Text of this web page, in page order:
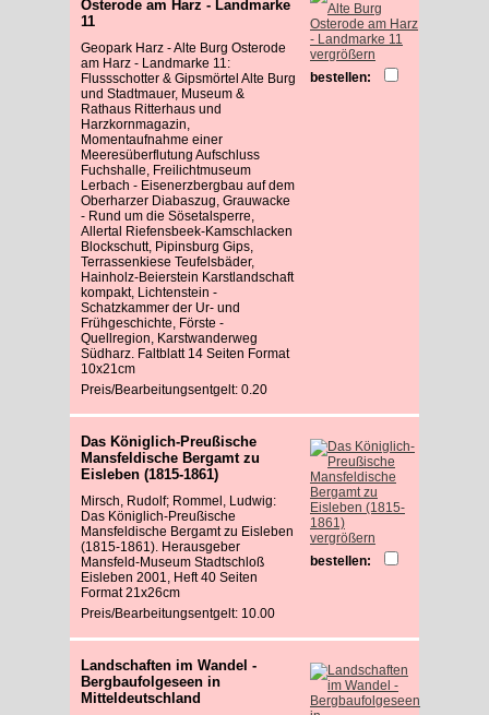
Osterode am Harz - Landmarke
11
Geopark Harz - Alte Burg Osterode
am Harz - Landmarke 11:
Flussschotter & Gipsmörtel Alte Burg
und Stadtmauer, Museum &
Rathaus Ritterhaus und
Harzkornmagazin,
Momentaufnahme einer
Meeresüberflutung Aufschluss
Fuchshalle, Freilichtmuseum
Lerbach - Eisenerzbergbau auf dem
Oberharzer Diabaszug, Grauwacke
- Rund um die Sösetalsperre,
Allertal Riefensbeek-Kamschlacken
Blockschutt, Pipinsburg Gips,
Terrassenkiese Teufelsbäder,
Hainholz-Beierstein Karstlandschaft
kompakt, Lichtenstein -
Schatzkammer der Ur- und
Frühgeschichte, Förste -
Quellregion, Karstwanderweg
Südharz. Faltblatt 14 Seiten Format
10x21cm
Preis/Bearbeitungsentgelt: 0.20
vergrößern
bestellen:
Das Königlich-Preußische
Mansfeldische Bergamt zu
Eisleben (1815-1861)
Mirsch, Rudolf; Rommel, Ludwig:
Das Königlich-Preußische
Mansfeldische Bergamt zu Eisleben
(1815-1861). Herausgeber
Mansfeld-Museum Stadtschloß
Eisleben 2001, Heft 40 Seiten
Format 21x26cm
Preis/Bearbeitungsentgelt: 10.00
vergrößern
bestellen:
Landschaften im Wandel -
Bergbaufolgeseen in
Mitteldeutschland